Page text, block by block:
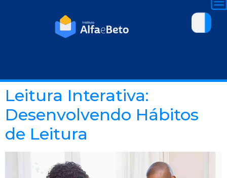
Leitura Interativa:
Desenvolvendo Hábitos
de Leitura